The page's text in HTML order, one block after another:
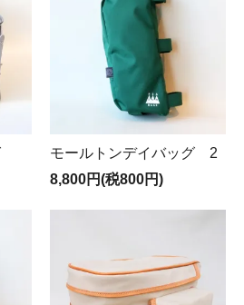
モールトンデイバッグ 2
8,800円(税800円)